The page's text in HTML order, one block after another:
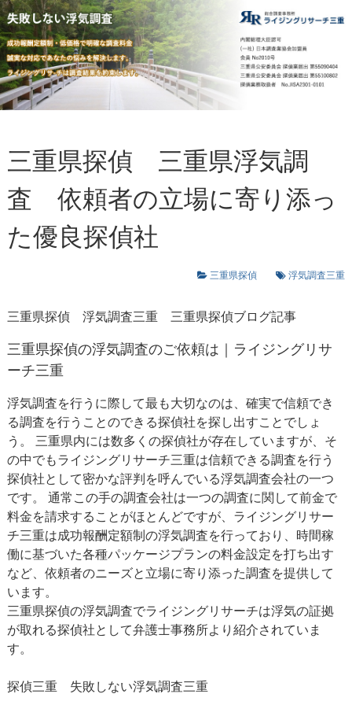
三重県探偵 三重県浮気調
査 依頼者の立場に寄り添っ
た優良探偵社
三重県探偵 浮気調査三重
三重県探偵 浮気調査三重三重県探偵ブログ記事
三重県探偵の浮気調査のご依頼は｜ライジングリサ
ーチ三重
浮気調査を行うに際して最も大切なのは、確実で信頼でき
る調査を行うことのできる探偵社を探し出すことでしょ
う。 三重県内には数多くの探偵社が存在していますが、そ
の中でもライジングリサーチ三重は信頼できる調査を行う
探偵社として密かな評判を呼んでいる浮気調査会社の一つ
です。 通常この手の調査会社は一つの調査に関して前金で
料金を請求することがほとんどですが、ライジングリサー
チ三重は成功報酬定額制の浮気調査を行っており、時間稼
働に基づいた各種パッケージプランの料金設定を打ち出す
など、依頼者のニーズと立場に寄り添った調査を提供して
います。
三重県探偵の浮気調査でライジングリサーチは浮気の証拠
が取れる探偵社として弁護士事務所より紹介されていま
す。
探偵三重失敗しない浮気調査三重